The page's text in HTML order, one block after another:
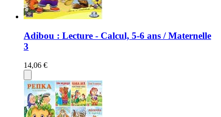
Adibou : Lecture - Calcul, 5-6 ans / Maternelle
3
14,06 €